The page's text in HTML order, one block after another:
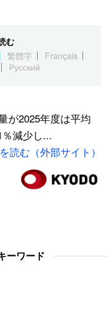
Русский
む
繁體字
Français
Русский
が2025年度は平均
減少し...
読む（外部サイト）
ーワード